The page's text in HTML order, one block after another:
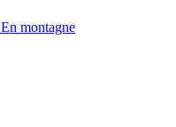
En montagne